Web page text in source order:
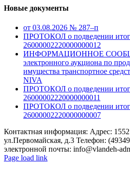
Новые документы
от 03.08.2026 № 287–п
ПРОТОКОЛ о подведении
26000002220000000012
ИНФОРМАЦИОННОЕ
электронного аукциона по
имущества транспортное
NIVA
ПРОТОКОЛ о подведении
26000002220000000011
ПРОТОКОЛ о подведении
26000002220000000007
Контактная информация: Адрес:
ул.Первомайская, д.3 Телефон:
электронной почты: info@vlandeh-
Page load link